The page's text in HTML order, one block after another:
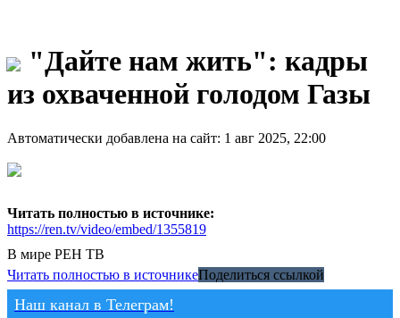
"Дайте нам жить": кадры
из охваченной голодом Газы
Автоматически добавлена на сайт: 1 авг 2025, 22:00
Читать полностью в источнике:
https://ren.tv/video/embed/1355819
В мире РЕН ТВ
Читать полностью в источникеПоделиться ссылкой
Наш канал в Телеграм!